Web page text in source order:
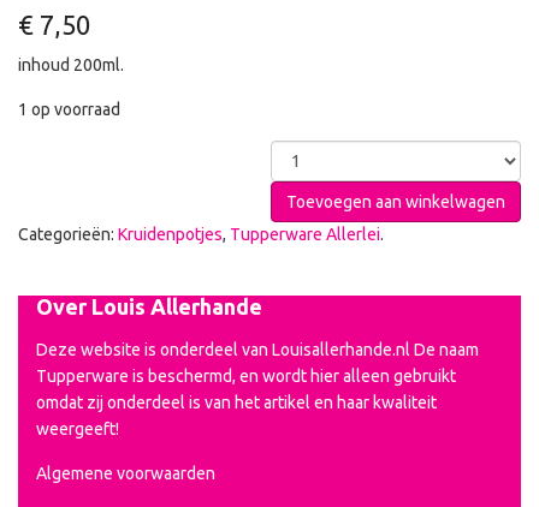
€ 7,50
inhoud 200ml.
1 op voorraad
Toevoegen aan winkelwagen
Categorieën: Kruidenpotjes, Tupperware Allerlei.
Over Louis Allerhande
Deze website is onderdeel van Louisallerhande.nl De naam
Tupperware is beschermd, en wordt hier alleen gebruikt
omdat zij onderdeel is van het artikel en haar kwaliteit
weergeeft!
Algemene voorwaarden